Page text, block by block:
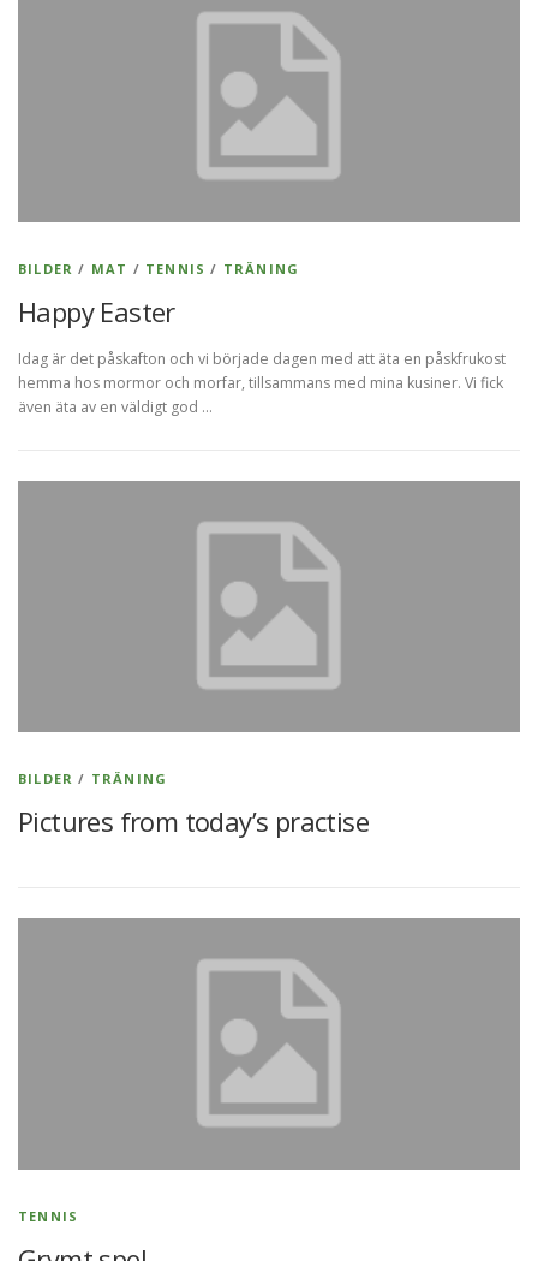
BILDER / MAT / TENNIS / TRÄNING
Happy Easter
Idag är det påskafton och vi började dagen med att äta en påskfrukost
hemma hos mormor och morfar, tillsammans med mina kusiner. Vi fick
även äta av en väldigt god …
BILDER / TRÄNING
Pictures from today’s practise
TENNIS